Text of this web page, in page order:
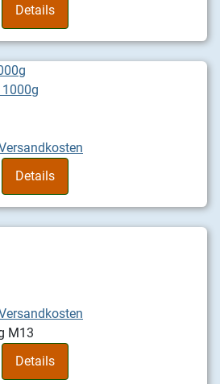
Details
Details
M13
Details